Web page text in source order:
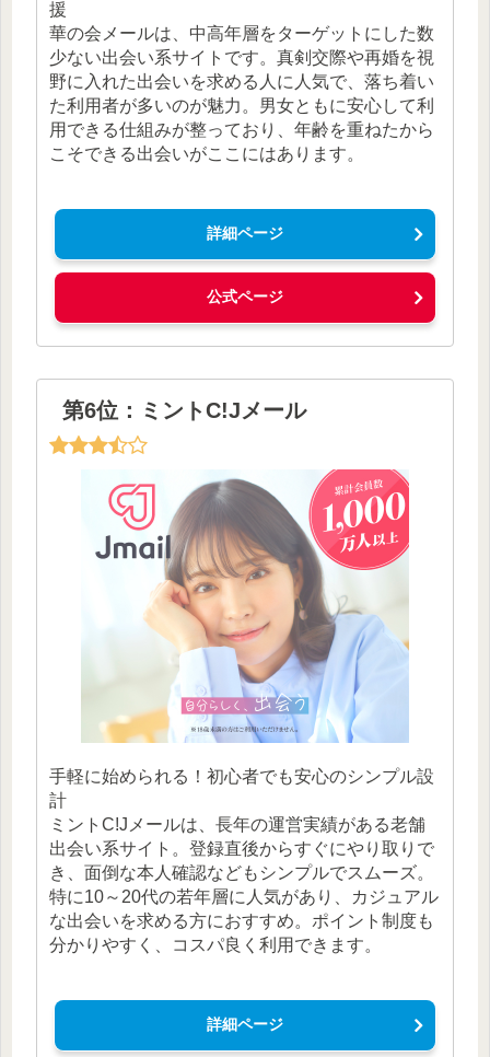
援
華の会メールは、中高年層をターゲットにした数
少ない出会い系サイトです。真剣交際や再婚を視
野に入れた出会いを求める人に人気で、落ち着い
た利用者が多いのが魅力。男女ともに安心して利
用できる仕組みが整っており、年齢を重ねたから
こそできる出会いがここにはあります。
詳細ページ
公式ページ
第6位：ミントC!Jメール
手軽に始められる！初心者でも安心のシンプル設
計
ミントC!Jメールは、長年の運営実績がある老舗
出会い系サイト。登録直後からすぐにやり取りで
き、面倒な本人確認などもシンプルでスムーズ。
特に10～20代の若年層に人気があり、カジュアル
な出会いを求める方におすすめ。ポイント制度も
分かりやすく、コスパ良く利用できます。
詳細ページ